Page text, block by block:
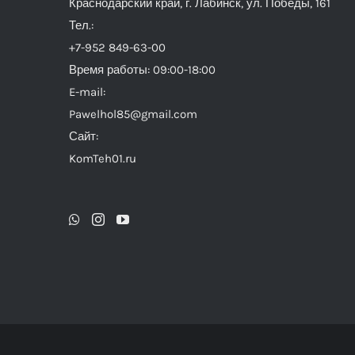
Краснодарский край, г. Лабинск, ул. Победы, 161
Тел.:
+7-952 849-63-00
Время работы: 09:00-18:00
E-mail:
Pawelhol85@gmail.com
Сайт:
KomTeh01.ru